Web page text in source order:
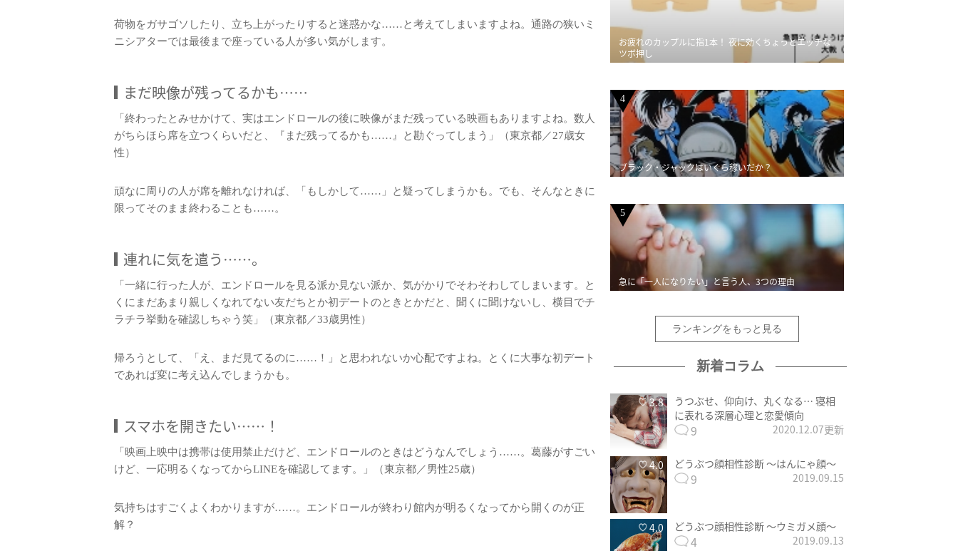
荷物をガサゴソしたり、立ち上がったりすると迷惑かな……と考えてしまいますよね。通路の狭いミ
ニシアターでは最後まで座っている人が多い気がします。
まだ映像が残ってるかも……
「終わったとみせかけて、実はエンドロールの後に映像がまだ残っている映画もありますよね。数人
がちらほら席を立つくらいだと、『まだ残ってるかも……』と勘ぐってしまう」（東京都／27歳女
性）
頑なに周りの人が席を離れなければ、「もしかして……」と疑ってしまうかも。でも、そんなときに
限ってそのまま終わることも……。
連れに気を遣う……。
「一緒に行った人が、エンドロールを見る派か見ない派か、気がかりでそわそわしてしまいます。と
くにまだあまり親しくなれてない友だちとか初デートのときとかだと、聞くに聞けないし、横目でチ
ラチラ挙動を確認しちゃう笑」（東京都／33歳男性）
帰ろうとして、「え、まだ見てるのに……！」と思われないか心配ですよね。とくに大事な初デート
であれば変に考え込んでしまうかも。
スマホを開きたい……！
「映画上映中は携帯は使用禁止だけど、エンドロールのときはどうなんでしょう……。葛藤がすごい
けど、一応明るくなってからLINEを確認してます。」（東京都／男性25歳）
気持ちはすごくよくわかりますが……。エンドロールが終わり館内が明るくなってから開くのが正
解？
お疲れのカップルに指1本！ 夜に効くちょっとエッチな
ツボ押し
4
ブラック・ジャックはいくら稼いだか？
5
急に「一人になりたい」と言う人、3つの理由
ランキングをもっと見る
新着コラム
3.8
うつぶせ、仰向け、丸くなる… 寝相
に表れる深層心理と恋愛傾向
9 2020.12.07更新
4.0 どうぶつ顔相性診断 〜はんにゃ顔〜
9 2019.09.15
4.0 どうぶつ顔相性診断 〜ウミガメ顔〜
4 2019.09.13